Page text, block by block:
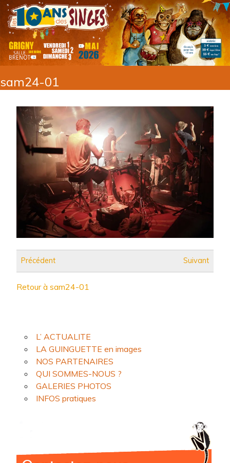
sam24-01
Précédent Suivant
Retour à sam24-01
L’ ACTUALITE
LA GUINGUETTE en images
NOS PARTENAIRES
QUI SOMMES-NOUS ?
GALERIES PHOTOS
INFOS pratiques